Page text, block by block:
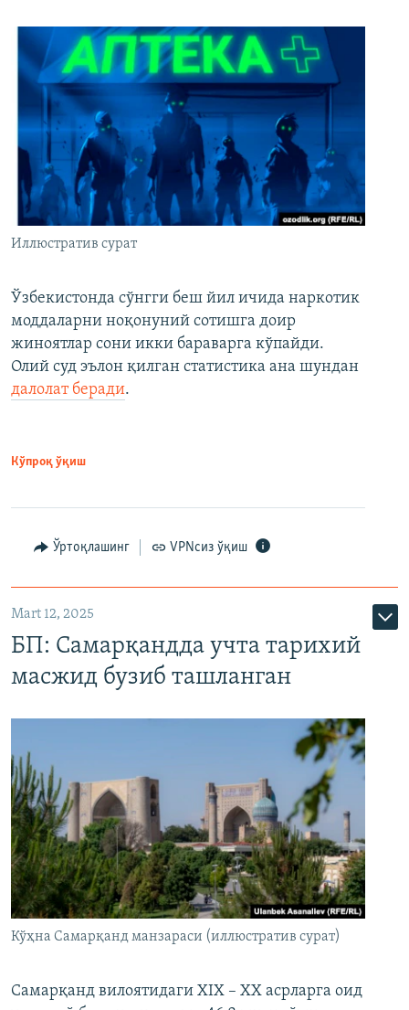
Иллюстратив сурат
Ўзбекистонда сўнгги беш йил ичида наркотик
моддаларни ноқонуний сотишга доир
жиноятлар сони икки бараварга кўпайди.
Олий суд эълон қилган статистика ана шундан
далолат беради.
Кўпроқ ўқиш
Ўртоқлашинг VPNсиз ўқиш
Mart 12, 2025
БП: Самарқандда учта тарихий
масжид бузиб ташланган
Кўҳна Самарқанд манзараси (иллюстратив сурат)
Самарқанд вилоятидаги XIX – XX асрларга оид